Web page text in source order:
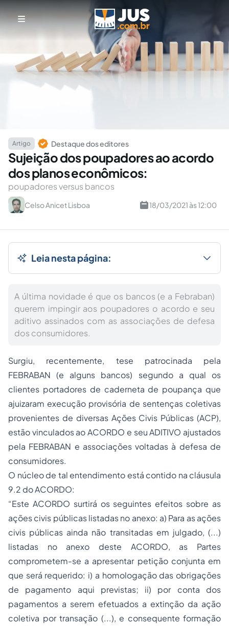
Artigo Destaque dos editores
Sujeição dos poupadores ao acordo
dos planos econômicos:
poupadores versus bancos
Celso Anicet Lisboa 18/03/2021 às 12:00
Leia nesta página:
A última novidade é que os bancos (e a Febraban)
querem impingir aos poupadores o acordo e seu
aditivo assinados com as associações de defesa
dos consumidores.
Surgiu, recentemente, tese patrocinada pela
FEBRABAN (e alguns bancos) segundo a qual os
clientes portadores de caderneta de poupança que
ajuizaram execução provisória de sentenças coletivas
provenientes de diversas Ações Civis Públicas (ACP),
estão vinculados ao ACORDO e seu ADITIVO ajustados
pela FEBRABAN e associações voltadas à defesa de
consumidores.
O núcleo de tal entendimento está contido na cláusula
9.2 do ACORDO:
“Este ACORDO surtirá os seguintes efeitos sobre as
ações civis públicas listadas no anexo: a) Para as ações
civis públicas ainda não transitadas em julgado, (...)
listadas no anexo deste ACORDO, as Partes
comprometem-se a apresentar petição conjunta em
que será requerido: i) a homologação das obrigações
de pagamento aqui previstas; ii) por conta dos
pagamentos a serem efetuados a extinção da ação
coletiva por transação (...), e consequente formação